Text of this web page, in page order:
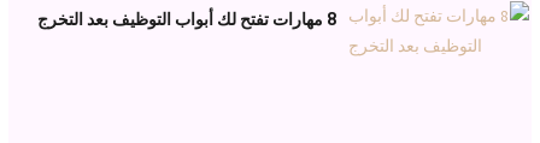
8 مهارات تفتح لك أبواب التوظيف بعد التخرج